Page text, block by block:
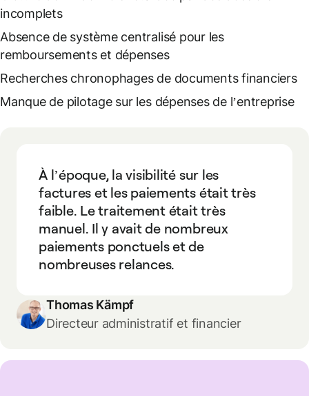
incomplets
Absence de système centralisé pour les
remboursements et dépenses
Recherches chronophages de documents financiers
Manque de pilotage sur les dépenses de l’entreprise
À l’époque, la visibilité sur les
factures et les paiements était très
faible. Le traitement était très
manuel. Il y avait de nombreux
paiements ponctuels et de
nombreuses relances.
Thomas Kämpf
Directeur administratif et financier